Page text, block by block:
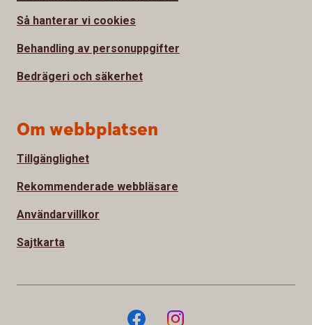
Så hanterar vi cookies
Behandling av personuppgifter
Bedrägeri och säkerhet
Om webbplatsen
Tillgänglighet
Rekommenderade webbläsare
Användarvillkor
Sajtkarta